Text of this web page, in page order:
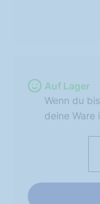
Auf Lager
Wenn du
deine Ware